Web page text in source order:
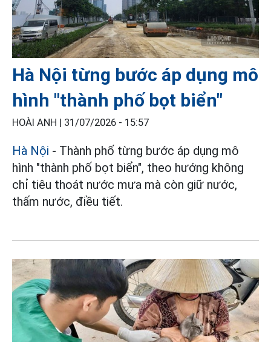
Hà Nội từng bước áp dụng mô
hình "thành phố bọt biển"
HOÀI ANH | 31/07/2026 - 15:57
Hà Nội - Thành phố từng bước áp dụng mô
hình "thành phố bọt biển", theo hướng không
chỉ tiêu thoát nước mưa mà còn giữ nước,
thấm nước, điều tiết.